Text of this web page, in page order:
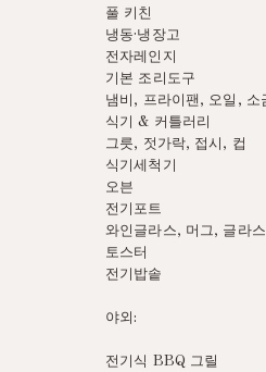
풀 키친
냉동·냉장고
전자레인지
기본 조리도구
냄비, 프라이팬, 오일, 소
식기 & 커틀러리
그릇, 젓가락, 접시, 컵
식기세척기
오븐
전기포트
와인글라스, 머그, 글라
토스터
전기밥솥
야외:
전기식 BBQ 그릴